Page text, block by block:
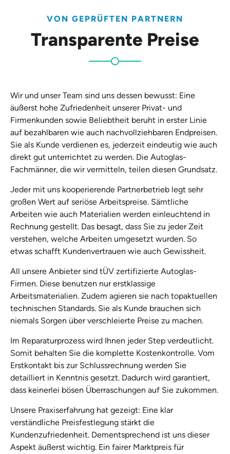
VON GEPRÜFTEN PARTNERN
Transparente Preise
Wir und unser Team sind uns dessen bewusst: Eine
äußerst hohe Zufriedenheit unserer Privat- und
Firmenkunden sowie Beliebtheit beruht in erster Linie
auf bezahlbaren wie auch nachvollziehbaren Endpreisen.
Sie als Kunde verdienen es, jederzeit eindeutig wie auch
direkt gut unterrichtet zu werden. Die Autoglas-
Fachmänner, die wir vermitteln, teilen diesen Grundsatz.
Jeder mit uns kooperierende Partnerbetrieb legt sehr
großen Wert auf seriöse Arbeitspreise. Sämtliche
Arbeiten wie auch Materialien werden einleuchtend in
Rechnung gestellt. Das besagt, dass Sie zu jeder Zeit
verstehen, welche Arbeiten umgesetzt wurden. So
etwas schafft Kundenvertrauen wie auch Gewissheit.
All unsere Anbieter sind tÜV zertifizierte Autoglas-
Firmen. Diese benutzen nur erstklassige
Arbeitsmaterialien. Zudem agieren sie nach topaktuellen
technischen Standards. Sie als Kunde brauchen sich
niemals Sorgen über verschleierte Preise zu machen.
Im Reparaturprozess wird Ihnen jeder Step verdeutlicht.
Somit behalten Sie die komplette Kostenkontrolle. Vom
Erstkontakt bis zur Schlussrechnung werden Sie
detailliert in Kenntnis gesetzt. Dadurch wird garantiert,
dass keinerlei bösen Überraschungen auf Sie zukommen.
Unsere Praxiserfahrung hat gezeigt: Eine klar
verständliche Preisfestlegung stärkt die
Kundenzufriedenheit. Dementsprechend ist uns dieser
Aspekt äußerst wichtig. Ein fairer Marktpreis für